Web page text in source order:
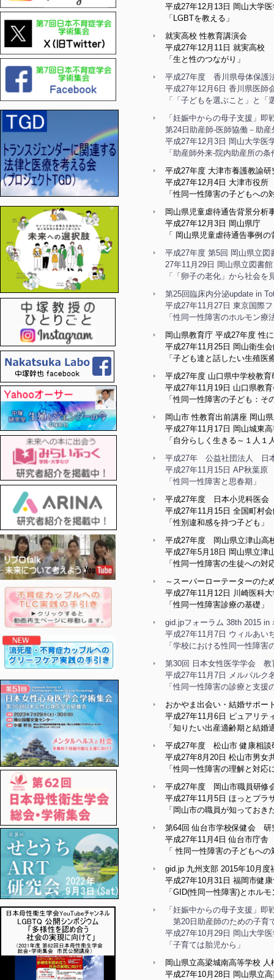
平成27年12月13日 岡山大学
「LGBTを教える」
就実高校 性教育講演会
平成27年12月11日 就実高校
「生と性のつながり」
平成27年度 香川県母体保護
平成27年12月6日 香川県医
「「子どもを選ぶこと」と
「妊娠中からの母子支援」即
第24日助産師-医師協働－助
平成27年12月3日 岡山大学医
「助産師外来-院内助産所の条
平成27年度 大津市養護教諭研
平成27年12月4日 大津市役所
「性同一性障害の子どもへの
岡山県児童虐待通告背景分
平成27年12月3日 岡山県庁
「 岡山県児童虐待通告事例の
平成27年度 第5回 岡山県立図
27年11月29日 岡山県立図書館
「「卵子の老化」から社会
第25回臨床内分泌update in
平成27年11月27日 東京国際
「性同一性障害のホルモン療
岡山県教育庁 平成27年度 性
平成27年11月25日 岡山衛生
「子ども達と話したい生殖
平成27年度 山口県中学校教
平成27年11月19日 山口県教
「性同一性障害の子ども：
岡山市 性教育出前講座 岡山
平成27年11月17日 岡山城東
「自分らしく生きる～１人
平成27年 公益社団法人 日
平成27年11月15日 AP秋葉原
「性同一性障害と思春期」
平成27年度 日本小児科医会
平成27年11月15日 全国町村
「性別違和感を持つ子ども」
平成27年度 岡山県立津山高
平成27年5月18日 岡山県立津
「性同一性障害の生徒への対
～スーパーローテーターのた
平成27年11月12日 川崎医科
「性同一性障害診療の基礎」
gid.jpフォーラム 38th 2015
平成27年11月7日 ウィルあ
「学校における性同一性障
第30回 日本女性医学学会 教
平成27年11月7日 メルパルク
「性同一性障害の診療と支援
おかやま出会い・結婚サポ
平成27年11月6日 ピュアリ
「知りたい出産適齢期と結婚
平成27年度 松山市 健康相談
平成27年8月20日 松山市男女
「性同一性障害の理解と対応
平成27年度 岡山市職員研修
平成27年11月5日 ほっとプラ
「岡山市の職員が知ってお
第64回 仙台市学校保健会 研
平成27年11月4日 仙台市庁舎
「 性同一性障害の子どもへ
gid.jp 九州支部 2015年10月度
平成27年10月31日 福岡市健
「GID(性同一性障害)とホル
「妊娠中からの母子支援」即
第20日助産師のための子育
平成27年10月29日 岡山大学
「子育ては胎児から」
岡山県立高梁城南高等学校 人
平成27年10月28日 岡山県立